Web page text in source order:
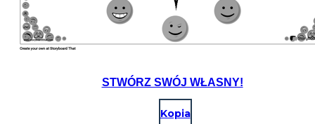
STWÓRZ SWÓJ WŁASNY!
Kopia